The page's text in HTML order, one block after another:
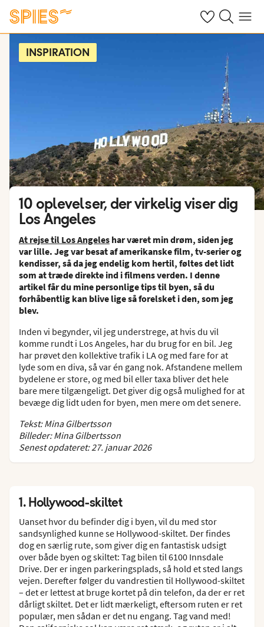
Se dine gemte
Søg påMenu
INSPIRATION
10 oplevelser, der virkelig viser dig
Los Angeles
At rejse til Los Angeles har været min drøm, siden jeg
var lille. Jeg var besat af amerikanske film, tv-serier og
kendisser, så da jeg endelig kom hertil, føltes det lidt
som at træde direkte ind i filmens verden. I denne
artikel får du mine personlige tips til byen, så du
forhåbentlig kan blive lige så forelsket i den, som jeg
blev.
Inden vi begynder, vil jeg understrege, at hvis du vil
komme rundt i Los Angeles, har du brug for en bil. Jeg
har prøvet den kollektive trafik i LA og med fare for at
lyde som en diva, så var én gang nok. Afstandene mellem
bydelene er store, og med bil eller taxa bliver det hele
bare mere tilgængeligt. Det giver dig også mulighed for at
bevæge dig lidt uden for byen, men mere om det senere.
Tekst: Mina Gilbertsson
Billeder: Mina Gilbertsson
Senest opdateret: 27. januar 2026
1. Hollywood-skiltet
Uanset hvor du befinder dig i byen, vil du med stor
sandsynlighed kunne se Hollywood-skiltet. Der findes
dog en særlig rute, som giver dig en fantastisk udsigt
over både byen og skiltet: Tag bilen til 6100 Innsdale
Drive. Der er ingen parkeringsplads, så hold et sted langs
vejen. Derefter følger du vandrestien til Hollywood-skiltet
– det er lettest at bruge kortet på din telefon, da der er ret
dårligt skiltet. Det er lidt mærkeligt, eftersom ruten er ret
populær, men sådan er det nu engang. Tag vand med!